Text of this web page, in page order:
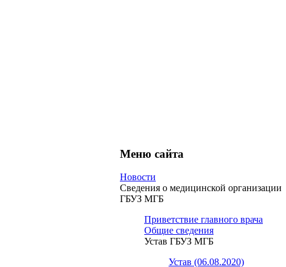
Меню сайта
Новости
Сведения о медицинской организации
ГБУЗ МГБ
Приветствие главного врача
Общие сведения
Устав ГБУЗ МГБ
Устав (06.08.2020)